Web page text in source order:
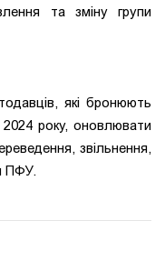
та зміну групи
які бронюють
2024 року, оновлювати
звільнення,
ПФУ.